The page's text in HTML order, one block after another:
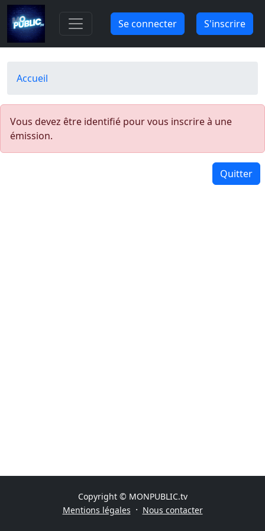
Aller au contenu principal
Se connecter
S'inscrire
Fil d'Ariane
Accueil
Vous devez être identifié pour vous inscrire à une
émission.
Quitter
Copyright © MONPUBLIC.tv
Mentions légales · Nous contacter